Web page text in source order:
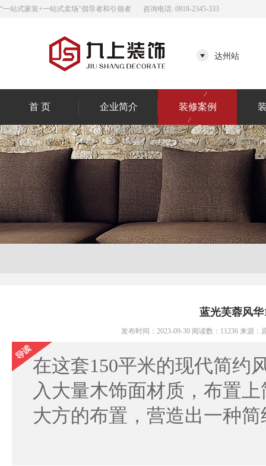
“一站式家装+一站式卖场”倡导者和引领者 咨询电话: 0818-2345-333
达州站
首 页 企业简介 装修案例
蓝光芙蓉风
发布时间：2023-09-30 阅读数：11236 来源
在这套150平米的现代简约
入大量木饰面材质，布置
大方的布置，营造出一种